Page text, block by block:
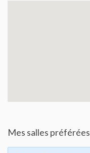
Mes salles préférées